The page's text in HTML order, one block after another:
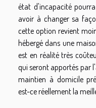
état d'incapacité
avoir à changer sa
cette option revient
hébergé dans une
est en réalité très
qui seront apportés par
maintien à domicile
est-ce réellement la